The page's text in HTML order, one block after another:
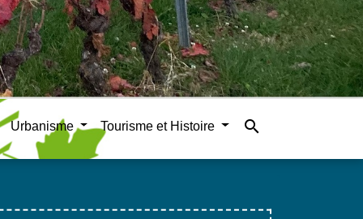
Urbanisme Tourisme et Histoire search